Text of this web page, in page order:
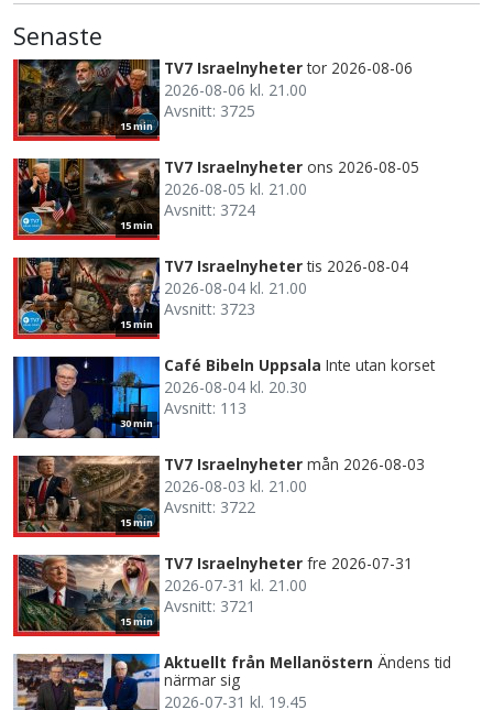
Senaste
15 min
TV7 Israelnyheter tor 2026-08-06
2026-08-06 kl. 21.00
Avsnitt: 3725
15 min
TV7 Israelnyheter ons 2026-08-05
2026-08-05 kl. 21.00
Avsnitt: 3724
15 min
TV7 Israelnyheter tis 2026-08-04
2026-08-04 kl. 21.00
Avsnitt: 3723
30 min
Café Bibeln Uppsala Inte utan korset
2026-08-04 kl. 20.30
Avsnitt: 113
15 min
TV7 Israelnyheter mån 2026-08-03
2026-08-03 kl. 21.00
Avsnitt: 3722
15 min
TV7 Israelnyheter fre 2026-07-31
2026-07-31 kl. 21.00
Avsnitt: 3721
Aktuellt från Mellanöstern Ändens tid
närmar sig
2026-07-31 kl. 19.45